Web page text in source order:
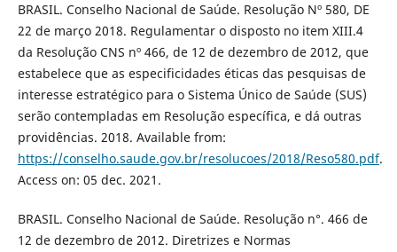
BRASIL. Conselho Nacional de Saúde. Resolução Nº 580, DE
22 de março 2018. Regulamentar o disposto no item XIII.4
da Resolução CNS nº 466, de 12 de dezembro de 2012, que
estabelece que as especificidades éticas das pesquisas de
interesse estratégico para o Sistema Único de Saúde (SUS)
serão contempladas em Resolução específica, e dá outras
providências. 2018. Available from:
https://conselho.saude.gov.br/resolucoes/2018/Reso580.pdf.
Access on: 05 dec. 2021.
BRASIL. Conselho Nacional de Saúde. Resolução n°. 466 de
12 de dezembro de 2012. Diretrizes e Normas